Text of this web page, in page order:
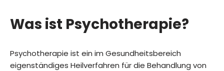
Was ist Psychotherapie?
Psychotherapie ist ein im Gesundheitsbereich
eigenständiges Heilverfahren für die Behandlung von